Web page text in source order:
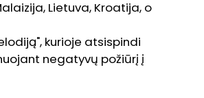
Lietuva, Kroatija, o
kurioje atsispindi
negatyvų požiūrį į